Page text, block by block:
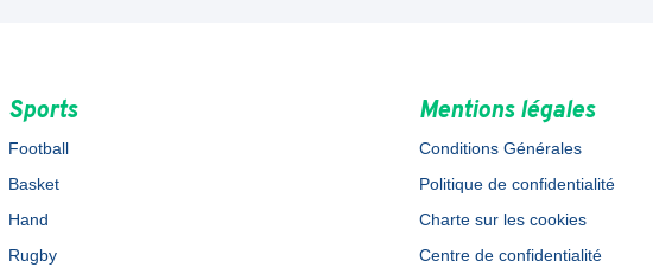
Sports
Football
Basket
Hand
Rugby
Mentions légales
Conditions Générales
Politique de confidentialité
Charte sur les cookies
Centre de confidentialité